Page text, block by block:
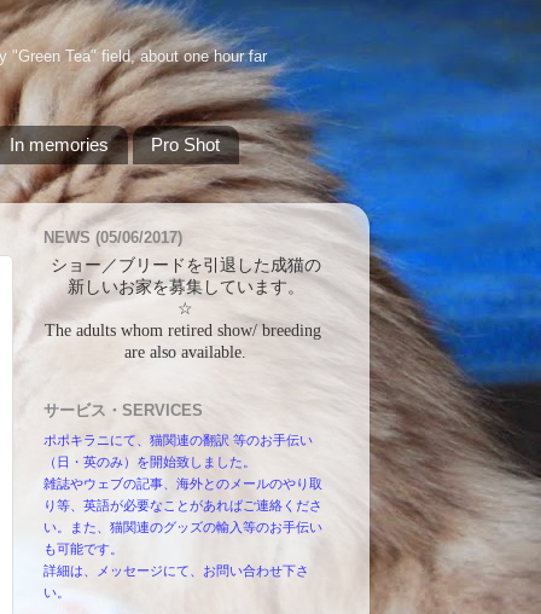
Tea" field, about one hour far
In memories Pro Shot
NEWS (05/06/2017)
ショー／ブリードを引退した成猫の
新しいお家を募集しています。
☆
The adults whom retired show/ breeding
are also available.
サービス・SERVICES
ポポキラニにて、猫関連の翻訳 等のお手伝い
（日・英のみ）を開始致しました。
雑誌やウェブの記事、海外とのメールのやり取
り等、英語が必要なことがあればご連絡くださ
い。また、猫関連のグッズの輸入等のお手伝い
も可能です。
詳細は、メッセージにて、お問い合わせ下さ
い。